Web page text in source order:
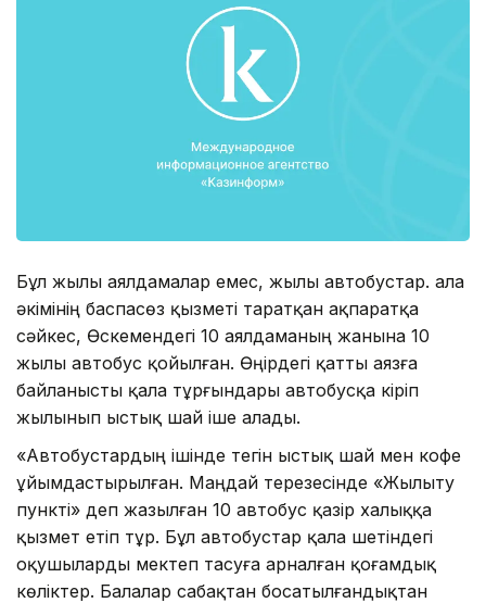
Бұл жылы аялдамалар емес, жылы автобустар. Қала
әкімінің баспасөз қызметі таратқан ақпаратқа
сәйкес, Өскемендегі 10 аялдаманың жанына 10
жылы автобус қойылған. Өңірдегі қатты аязға
байланысты қала тұрғындары автобусқа кіріп
жылынып ыстық шай іше алады.
«Автобустардың ішінде тегін ыстық шай мен кофе
ұйымдастырылған. Маңдай терезесінде «Жылыту
пункті» деп жазылған 10 автобус қазір халыққа
қызмет етіп тұр. Бұл автобустар қала шетіндегі
оқушыларды мектеп тасуға арналған қоғамдық
көліктер. Балалар сабақтан босатылғандықтан